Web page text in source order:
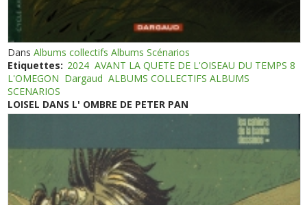
DansAlbums collectifs Albums Scénarios
Etiquettes: 2024 AVANT LA QUETE DE L'OISEAU DU TEMPS 8
L'OMEGON Dargaud ALBUMS COLLECTIFS ALBUMS
SCENARIOS
LOISEL DANS L' OMBRE DE PETER PAN